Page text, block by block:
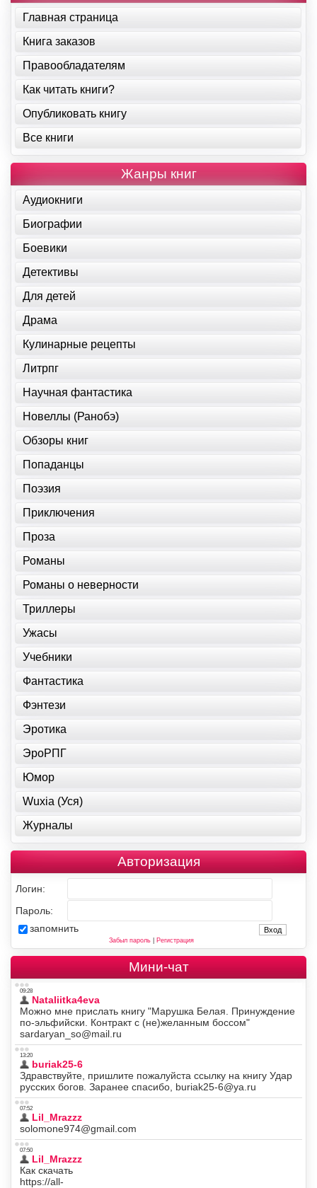
Главная страница
Книга заказов
Правообладателям
Как читать книги?
Опубликовать книгу
Все книги
Жанры книг
Аудиокниги
Биографии
Боевики
Детективы
Для детей
Драма
Кулинарные рецепты
Литрпг
Научная фантастика
Новеллы (Ранобэ)
Обзоры книг
Попаданцы
Поэзия
Приключения
Проза
Романы
Романы о неверности
Триллеры
Ужасы
Учебники
Фантастика
Фэнтези
Эротика
ЭроРПГ
Юмор
Wuxia (Уся)
Журналы
Авторизация
Логин:
Пароль:
запомнить
Забыл пароль| Регистрация
Мини-чат